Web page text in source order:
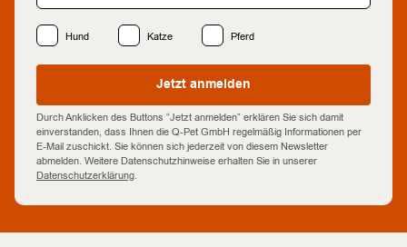
Hund Katze Pferd
Jetzt anmelden
Durch Anklicken des Buttons “Jetzt anmelden” erklären Sie sich damit
einverstanden, dass Ihnen die Q-Pet GmbH regelmäßig Informationen per
E-Mail zuschickt. Sie können sich jederzeit von diesem Newsletter
abmelden. Weitere Datenschutzhinweise erhalten Sie in unserer
Datenschutzerklärung.